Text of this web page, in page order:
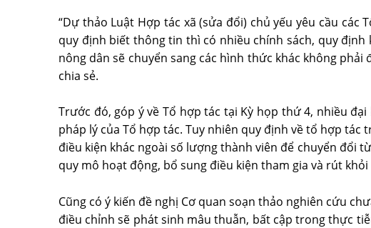
“Dự thảo Luật Hợp tác xã (sửa đổi) chủ yếu yêu cầu
quy định biết thông tin thì có nhiều chính sách, quy
nông dân sẽ chuyển sang các hình thức khác không
chia sẻ.
Trước đó, góp ý về Tổ hợp tác tại Kỳ họp thứ 4, nhiều
pháp lý của Tổ hợp tác. Tuy nhiên quy định về tổ hợp
điều kiện khác ngoài số lượng thành viên để chuyển đổi
quy mô hoạt động, bổ sung điều kiện tham gia và rút
Cũng có ý kiến đề nghị Cơ quan soạn thảo nghiên cứu
điều chỉnh sẽ phát sinh mâu thuẫn, bất cập trong thực